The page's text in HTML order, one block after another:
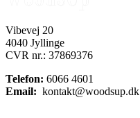
Vibevej 20
4040 Jyllinge
CVR nr.: 37869376
Telefon: 6066 4601
Email: kontakt@woodsup.dk